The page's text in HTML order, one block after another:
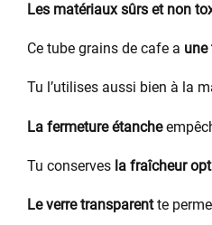
Les matériaux sûrs et non
Ce tube grains de cafe a une
Tu l’utilises aussi bien à la
La fermeture étanche
Tu conserves la fraîcheur
Le verre transparentte